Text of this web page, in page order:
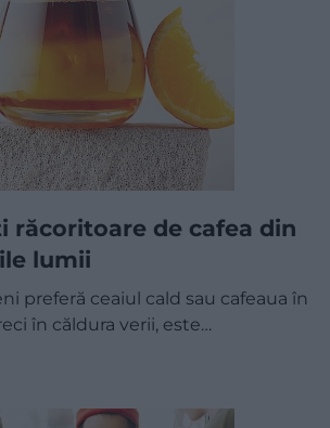
răcoritoare de cafea din
lumii
preferă ceaiul cald sau cafeaua în
în căldura verii, este…